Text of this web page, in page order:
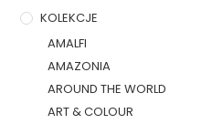
KOLEKCJE
AMALFI
AMAZONIA
AROUND THE WORLD
ART & COLOUR